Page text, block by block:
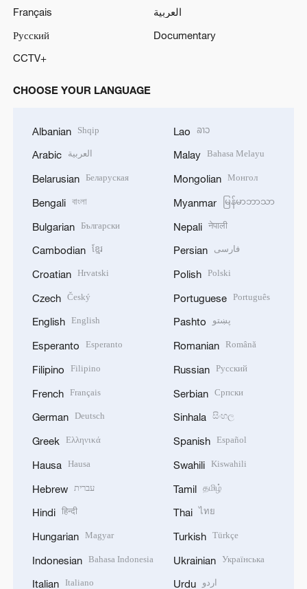
Français
العربية
Русский
Documentary
CCTV+
CHOOSE YOUR LANGUAGE
Albanian Shqip
Arabic العربية
Belarusian Беларуская
Bengali বাংলা
Bulgarian Български
Cambodian ខ្មែរ
Croatian Hrvatski
Czech Český
English English
Esperanto Esperanto
Filipino Filipino
French Français
German Deutsch
Greek Ελληνικά
Hausa Hausa
Hebrew עברית
Hindi हिन्दी
Hungarian Magyar
Indonesian Bahasa Indonesia
Italian Italiano
Lao ລາວ
Malay Bahasa Melayu
Mongolian Монгол
Myanmar မြန်မာဘာသာ
Nepali नेपाली
Persian فارسی
Polish Polski
Portuguese Português
Pashto پښتو
Romanian Română
Russian Русский
Serbian Српски
Sinhala සිංහල
Spanish Español
Swahili Kiswahili
Tamil தமிழ்
Thai ไทย
Turkish Türkçe
Ukrainian Українська
Urdu اردو